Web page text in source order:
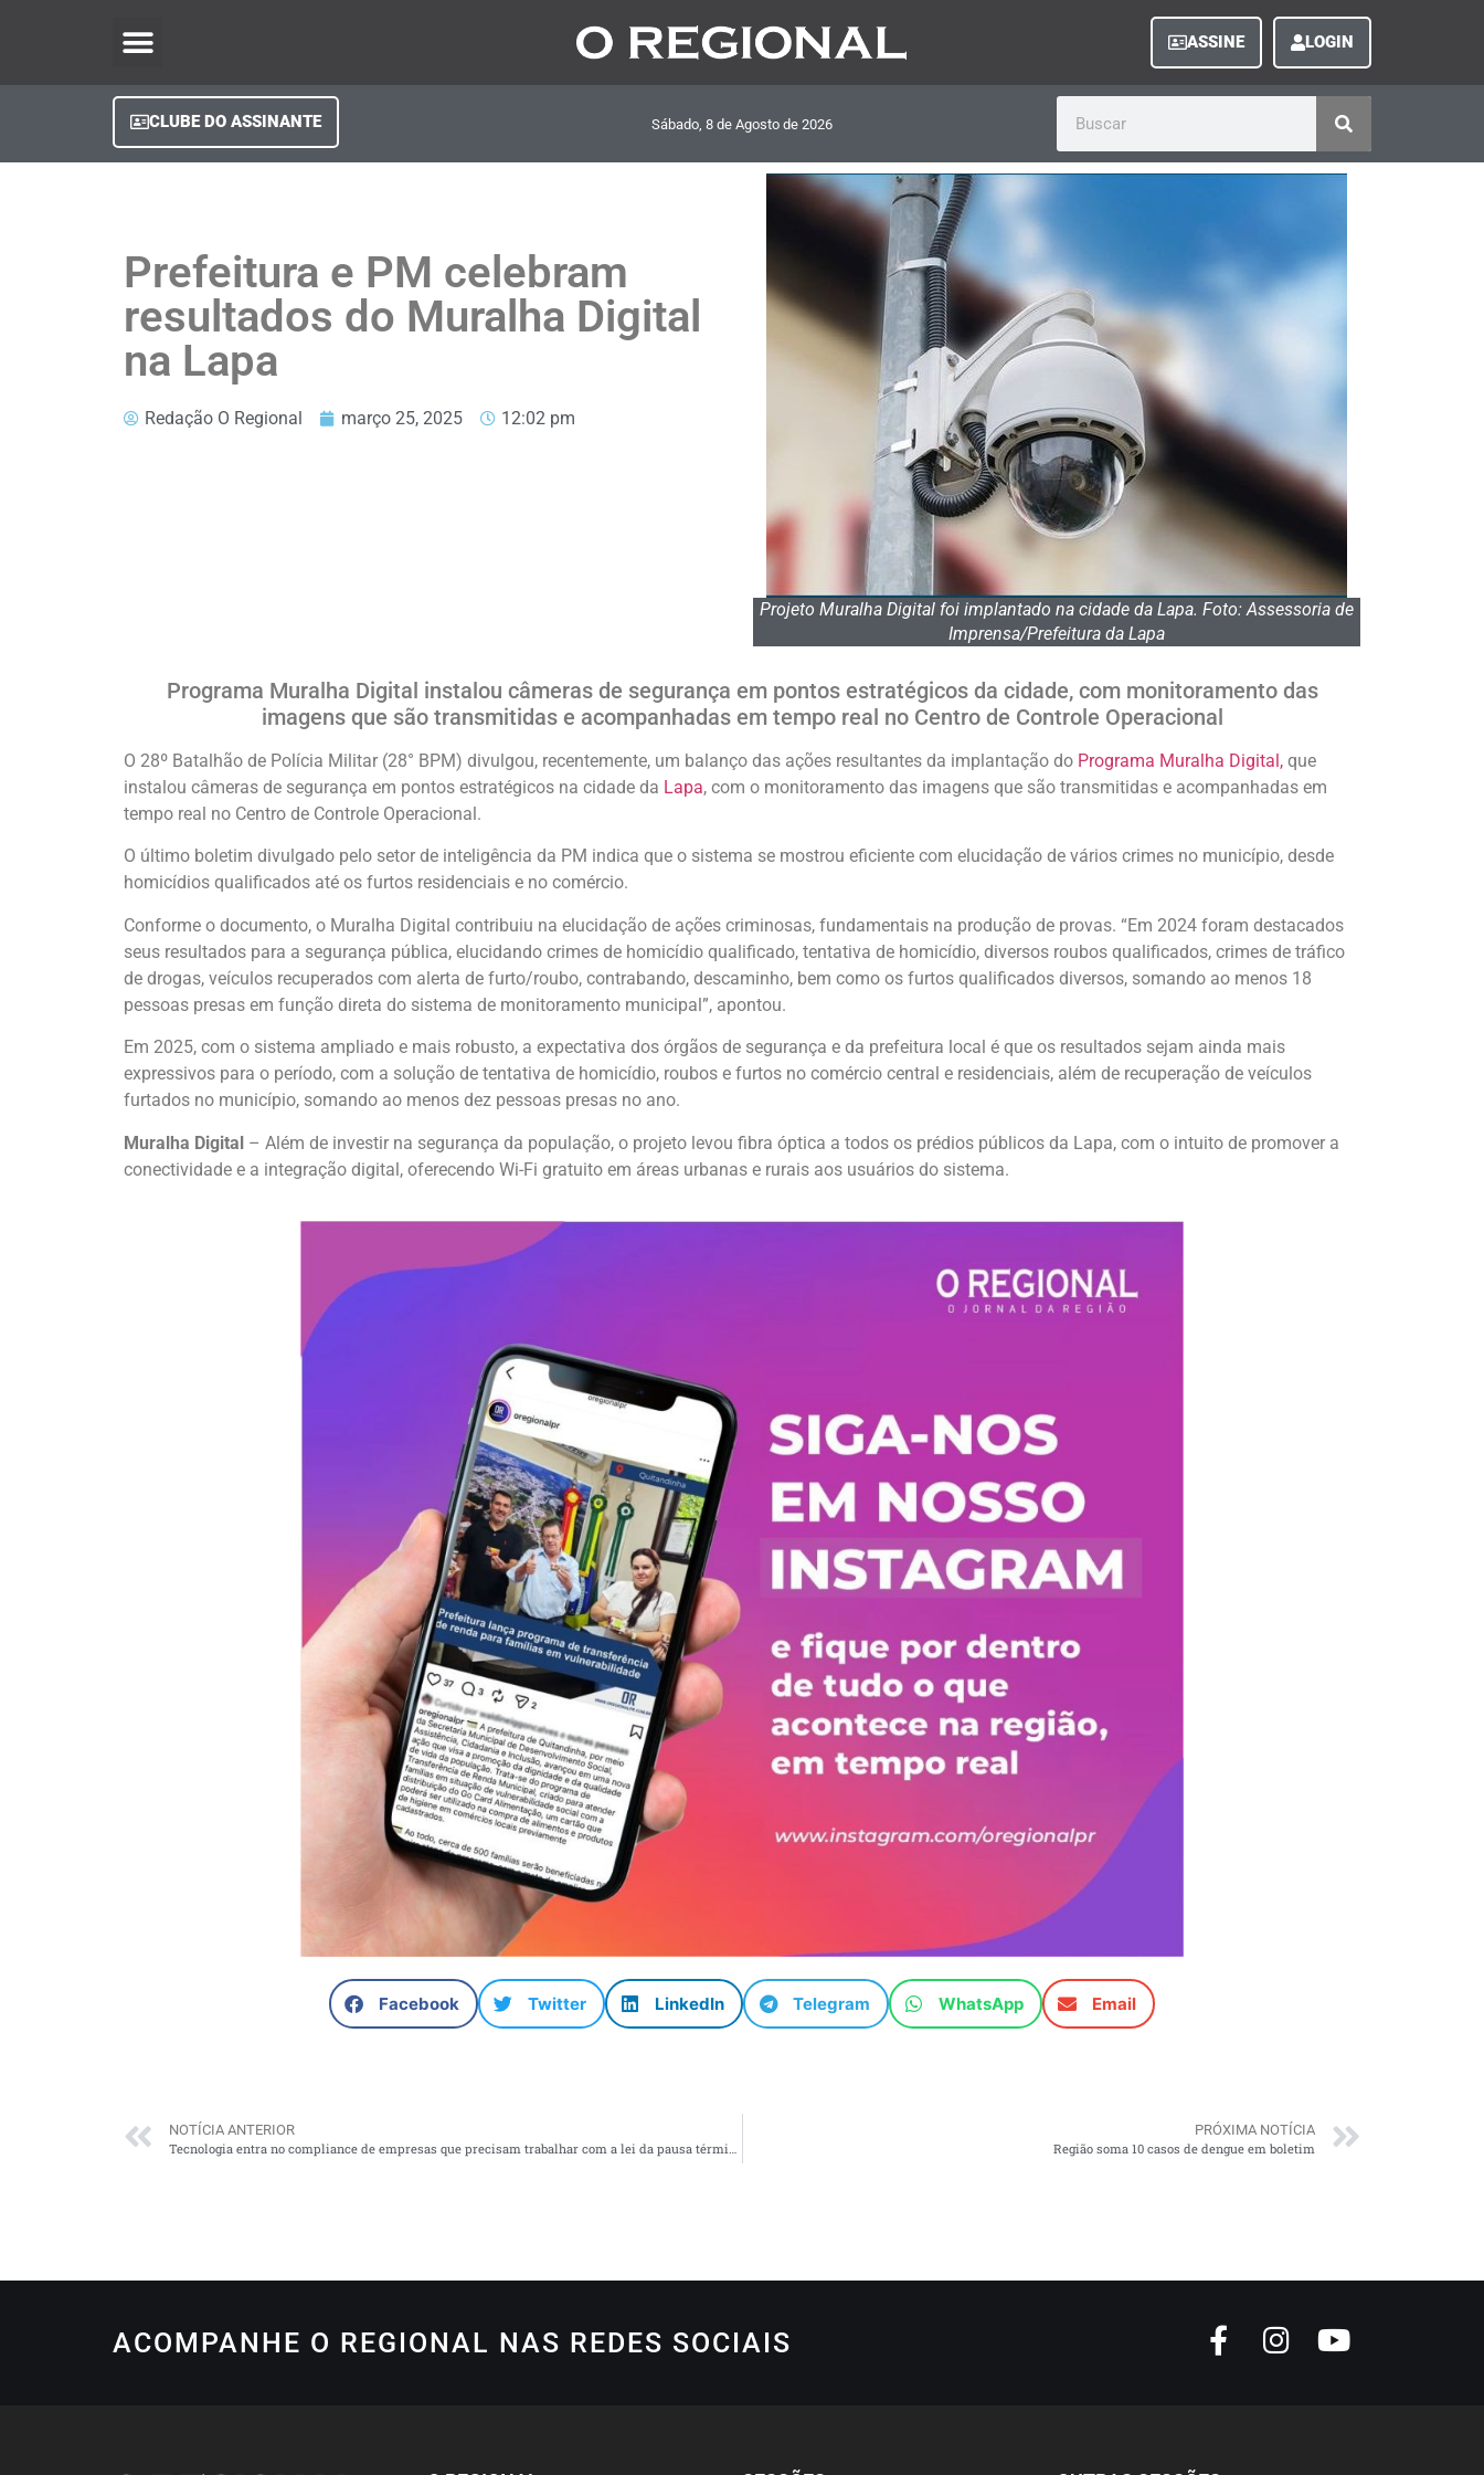
ASSINE LOGIN
CLUBE DO ASSINANTE Sábado, 8 de Agosto de 2026
Prefeitura e PM celebram
resultados do Muralha Digital
na Lapa
Redação O Regional março 25, 2025 12:02 pm
Projeto Muralha Digital foi implantado na cidade da Lapa. Foto: Assessoria de
Imprensa/Prefeitura da Lapa
Programa Muralha Digital instalou câmeras de segurança em pontos estratégicos da cidade, com monitoramento das
imagens que são transmitidas e acompanhadas em tempo real no Centro de Controle Operacional
O 28º Batalhão de Polícia Militar (28° BPM) divulgou, recentemente, um balanço das ações resultantes da implantação do Programa Muralha Digital, que
instalou câmeras de segurança em pontos estratégicos na cidade da Lapa, com o monitoramento das imagens que são transmitidas e acompanhadas em
tempo real no Centro de Controle Operacional.
O último boletim divulgado pelo setor de inteligência da PM indica que o sistema se mostrou eficiente com elucidação de vários crimes no município, desde
homicídios qualificados até os furtos residenciais e no comércio.
Conforme o documento, o Muralha Digital contribuiu na elucidação de ações criminosas, fundamentais na produção de provas. “Em 2024 foram destacados
seus resultados para a segurança pública, elucidando crimes de homicídio qualificado, tentativa de homicídio, diversos roubos qualificados, crimes de tráfico
de drogas, veículos recuperados com alerta de furto/roubo, contrabando, descaminho, bem como os furtos qualificados diversos, somando ao menos 18
pessoas presas em função direta do sistema de monitoramento municipal”, apontou.
Em 2025, com o sistema ampliado e mais robusto, a expectativa dos órgãos de segurança e da prefeitura local é que os resultados sejam ainda mais
expressivos para o período, com a solução de tentativa de homicídio, roubos e furtos no comércio central e residenciais, além de recuperação de veículos
furtados no município, somando ao menos dez pessoas presas no ano.
Muralha Digital – Além de investir na segurança da população, o projeto levou fibra óptica a todos os prédios públicos da Lapa, com o intuito de promover a
conectividade e a integração digital, oferecendo Wi-Fi gratuito em áreas urbanas e rurais aos usuários do sistema.
Facebook Twitter LinkedIn Telegram WhatsApp Email
NOTÍCIA ANTERIOR
Tecnologia entra no compliance de empresas que precisam trabalhar com a lei da pausa térmica
PRÓXIMA NOTÍCIA
Região soma 10 casos de dengue em boletim
ACOMPANHE O REGIONAL NAS REDES SOCIAIS